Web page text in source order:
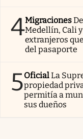
4Migraciones
Medellín, Cali
extranjeros
del pasaporte
5OficialLa
propiedad
permitía a
sus dueños